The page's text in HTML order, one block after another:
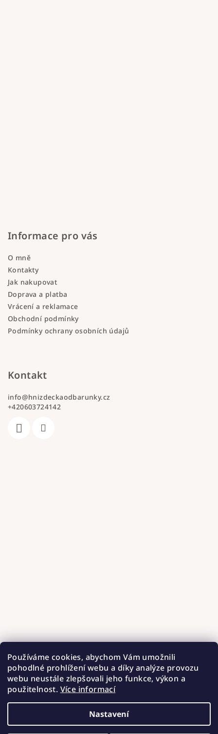
Používáme cookies, abychom Vám umožnili
pohodlné prohlížení webu a díky analýze provozu
webu neustále zlepšovali jeho funkce, výkon a
použitelnost. Více informací
Nastavení
Informace pro vás
O mně
Kontakty
Jak nakupovat
Doprava a platba
Vrácení a reklamace
Obchodní podmínky
Podmínky ochrany osobních údajů
Kontakt
info@hnizdeckaodbarunky.cz
+420603724142
Copyright 2026Hnízdečka od Barunky. Všechna práva